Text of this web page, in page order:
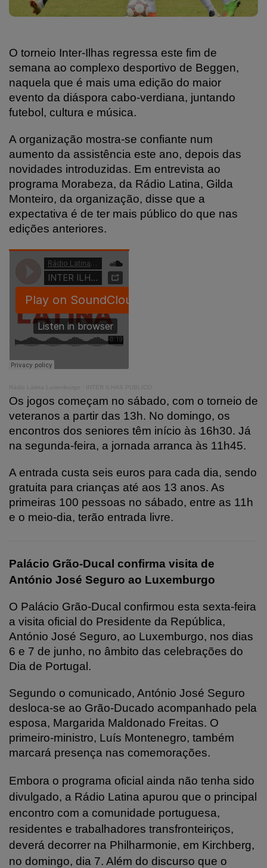
O torneio Inter-Ilhas regressa este fim de
semana ao complexo desportivo de Beggen,
naquela que é mais uma edição do maior
evento da diáspora cabo-verdiana, juntando
futebol, cultura e música.
A organização mostra-se confiante num
aumento da assistência este ano, depois das
novidades introduzidas. Em entrevista ao
programa Morabeza, da Rádio Latina, Gilda
Monteiro, da organização, disse que a
expectativa é de ter mais público do que nas
edições anteriores.
Rádio Latina Luxemburgo INTER ILHAS PUBLICO
Os jogos começam no sábado, com o torneio de
veteranos a partir das 13h. No domingo, os
encontros dos seniores têm início às 16h30. Já
na segunda-feira, a jornada arranca às 11h45.
A entrada custa seis euros para cada dia, sendo
gratuita para crianças até aos 13 anos. As
primeiras 100 pessoas no sábado, entre as 11h
e o meio-dia, terão entrada livre.
Palácio Grão-Ducal confirma visita de
António José Seguro ao Luxemburgo
O Palácio Grão-Ducal confirmou esta sexta-feira
a visita oficial do Presidente da República,
António José Seguro, ao Luxemburgo, nos dias
6 e 7 de junho, no âmbito das celebrações do
Dia de Portugal.
Segundo o comunicado, António José Seguro
desloca-se ao Grão-Ducado acompanhado pela
esposa, Margarida Maldonado Freitas. O
primeiro-ministro, Luís Montenegro, também
marcará presença nas comemorações.
Embora o programa oficial ainda não tenha sido
divulgado, a Rádio Latina apurou que o principal
encontro com a comunidade portuguesa,
residentes e trabalhadores transfronteiriços,
deverá decorrer na Philharmonie, em Kirchberg,
no domingo, dia 7. Além do discurso que o